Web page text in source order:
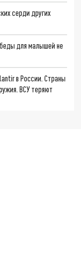
серди других
для малышей не
в России. Страны
ВСУ теряют